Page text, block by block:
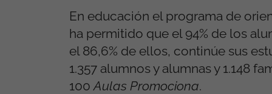
En educación el programa de
ha permitido que el 94% de los
el 86,6% de ellos, continúe sus
1.357 alumnos y alumnas y 1.148
100 Aulas Promociona.